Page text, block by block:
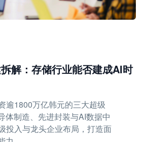
解：存储行业能否建成AI时
逾1800万亿韩元的三大超级
体制造、先进封装与AI数据中
投入与龙头企业布局，打造面